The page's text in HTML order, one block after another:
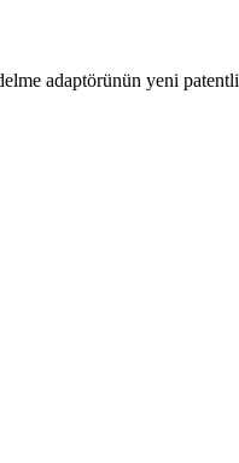
adaptörünün yeni patentli